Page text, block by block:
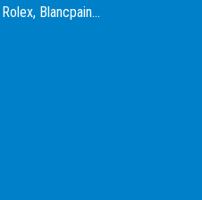
Blancpain...